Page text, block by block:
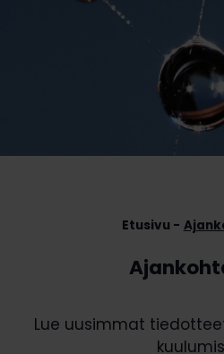
Etusivu
Lue uusimmat